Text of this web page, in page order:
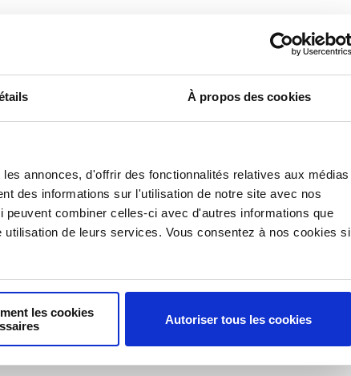
À propos des cookies
annonces, d'offrir des fonctionnalités relatives aux médias
des informations sur l'utilisation de notre site avec nos
combiner celles-ci avec d'autres informations que
de leurs services. Vous consentez à nos cookies si
les cookies
Autoriser tous les cookies